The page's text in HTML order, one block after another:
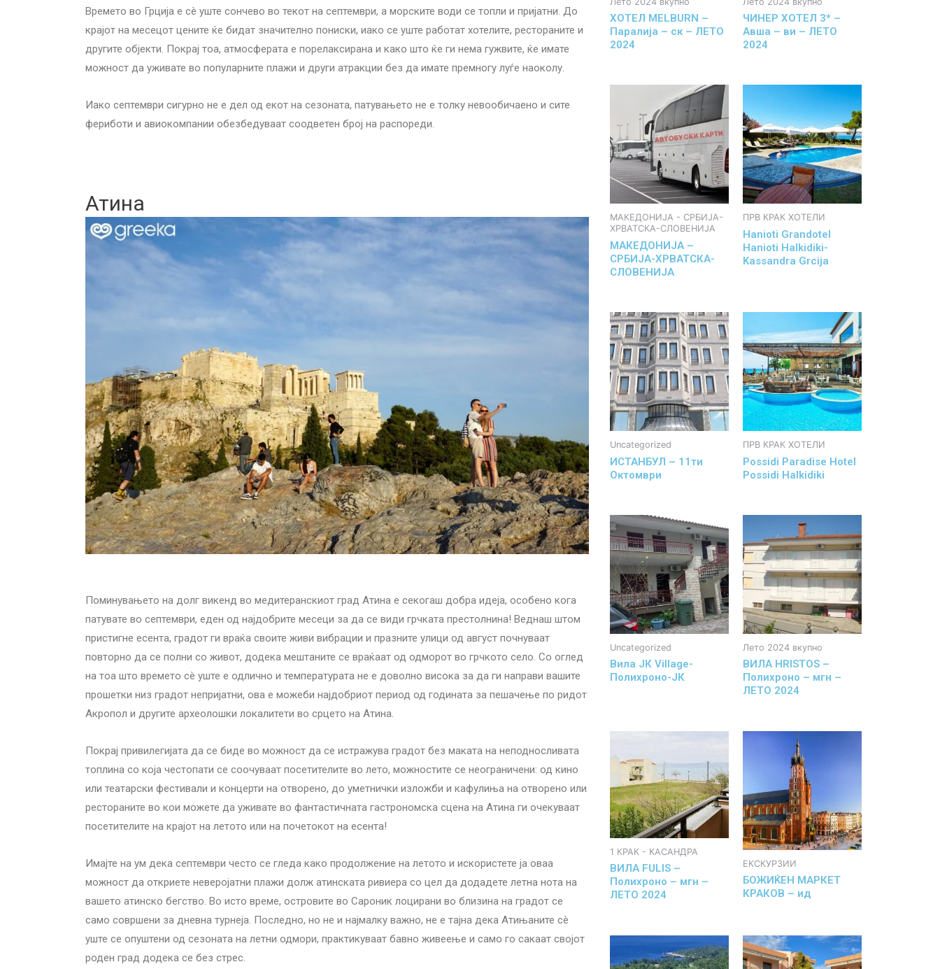
Времето во Грција е сè уште сончево во текот на септември, а морските води се топли и пријатни. До
крајот на месецот цените ќе бидат значително пониски, иако се уште работат хотелите, рестораните и
другите објекти. Покрај тоа, атмосферата е порелаксирана и како што ќе ги нема гужвите, ќе имате
можност да уживате во популарните плажи и други атракции без да имате премногу луѓе наоколу.
Иако септември сигурно не е дел од екот на сезоната, патувањето не е толку невообичаено и сите
фериботи и авиокомпании обезбедуваат соодветен број на распореди.
Атина
Поминувањето на долг викенд во медитеранскиот град Атина е секогаш добра идеја, особено кога
патувате во септември, еден од најдобрите месеци за да се види грчката престолнина! Веднаш штом
пристигне есента, градот ги враќа своите живи вибрации и празните улици од август почнуваат
повторно да се полни со живот, додека мештаните се враќаат од одморот во грчкото село. Со оглед
на тоа што времето сè уште е одлично и температурата не е доволно висока за да ги направи вашите
прошетки низ градот непријатни, ова е можеби најдобриот период од годината за пешачење по ридот
Акропол и другите археолошки локалитети во срцето на Атина.
Покрај привилегијата да се биде во можност да се истражува градот без маката на неподносливата
топлина со која честопати се соочуваат посетителите во лето, можностите се неограничени: од кино
или театарски фестивали и концерти на отворено, до уметнички изложби и кафулиња на отворено или
рестораните во кои можете да уживате во фантастичната гастрономска сцена на Атина ги очекуваат
посетителите на крајот на летото или на почетокот на есента!
Имајте на ум дека септември често се гледа како продолжение на летото и искористете ја оваа
можност да откриете неверојатни плажи долж атинската ривиера со цел да додадете летна нота на
вашето атинско бегство. Во исто време, островите во Сароник лоцирани во близина на градот се
само совршени за дневна турнеја. Последно, но не и најмалку важно, не е тајна дека Атињаните сè
уште се опуштени од сезоната на летни одмори, практикуваат бавно живеење и само го сакаат својот
роден град додека се без стрес.
ХОТЕЛ MELBURN –
Паралија – ск – ЛЕТО
2024
ЧИНЕР ХОТЕЛ 3* –
Авша – ви – ЛЕТО
2024
МАКЕДОНИЈА - СРБИЈА-
ХРВАТСКА-СЛОВЕНИЈА
МАКЕДОНИЈА –
СРБИЈА-ХРВАТСКА-
СЛОВЕНИЈА
ПРВ КРАК ХОТЕЛИ
Hanioti Grandotel
Hanioti Halkidiki-
Kassandra Grcija
Uncategorized
ИСТАНБУЛ – 11ти
Октомври
ПРВ КРАК ХОТЕЛИ
Possidi Paradise Hotel
Possidi Halkidiki
Uncategorized
Вила ЈК Village-
Полихроно-ЈК
Лето 2024 вкупно
ВИЛА HRISTOS –
Полихроно – мгн –
ЛЕТО 2024
1 КРАК - КАСАНДРА
ВИЛА FULIS –
Полихроно – мгн –
ЛЕТО 2024
ЕКСКУРЗИИ
БОЖИЌЕН МАРКЕТ
КРАКОВ – ид